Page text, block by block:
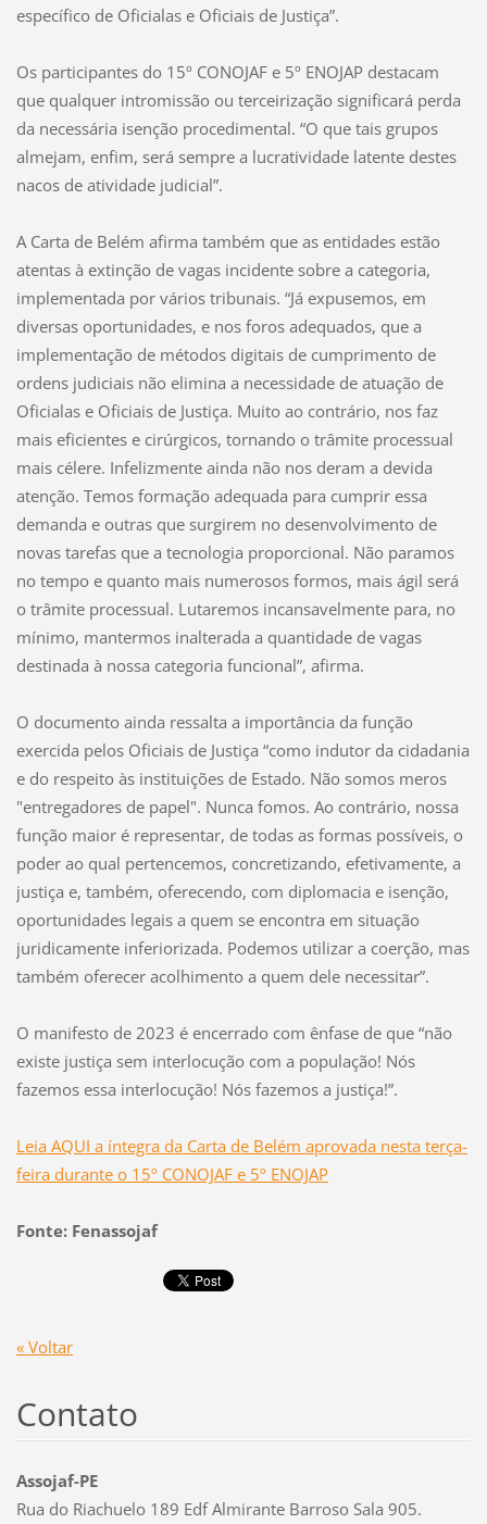
específico de Oficialas e Oficiais de Justiça”.
Os participantes do 15º CONOJAF e 5º ENOJAP destacam
que qualquer intromissão ou terceirização significará perda
da necessária isenção procedimental. “O que tais grupos
almejam, enfim, será sempre a lucratividade latente destes
nacos de atividade judicial”.
A Carta de Belém afirma também que as entidades estão
atentas à extinção de vagas incidente sobre a categoria,
implementada por vários tribunais. “Já expusemos, em
diversas oportunidades, e nos foros adequados, que a
implementação de métodos digitais de cumprimento de
ordens judiciais não elimina a necessidade de atuação de
Oficialas e Oficiais de Justiça. Muito ao contrário, nos faz
mais eficientes e cirúrgicos, tornando o trâmite processual
mais célere. Infelizmente ainda não nos deram a devida
atenção. Temos formação adequada para cumprir essa
demanda e outras que surgirem no desenvolvimento de
novas tarefas que a tecnologia proporcional. Não paramos
no tempo e quanto mais numerosos formos, mais ágil será
o trâmite processual. Lutaremos incansavelmente para, no
mínimo, mantermos inalterada a quantidade de vagas
destinada à nossa categoria funcional”, afirma.
O documento ainda ressalta a importância da função
exercida pelos Oficiais de Justiça “como indutor da cidadania
e do respeito às instituições de Estado. Não somos meros
"entregadores de papel". Nunca fomos. Ao contrário, nossa
função maior é representar, de todas as formas possíveis, o
poder ao qual pertencemos, concretizando, efetivamente, a
justiça e, também, oferecendo, com diplomacia e isenção,
oportunidades legais a quem se encontra em situação
juridicamente inferiorizada. Podemos utilizar a coerção, mas
também oferecer acolhimento a quem dele necessitar”.
O manifesto de 2023 é encerrado com ênfase de que “não
existe justiça sem interlocução com a população! Nós
fazemos essa interlocução! Nós fazemos a justiça!”.
Leia AQUI a íntegra da Carta de Belém aprovada nesta terça-
feira durante o 15º CONOJAF e 5º ENOJAP
Fonte: Fenassojaf
« Voltar
Contato
Assojaf-PE
Rua do Riachuelo 189 Edf Almirante Barroso Sala 905.